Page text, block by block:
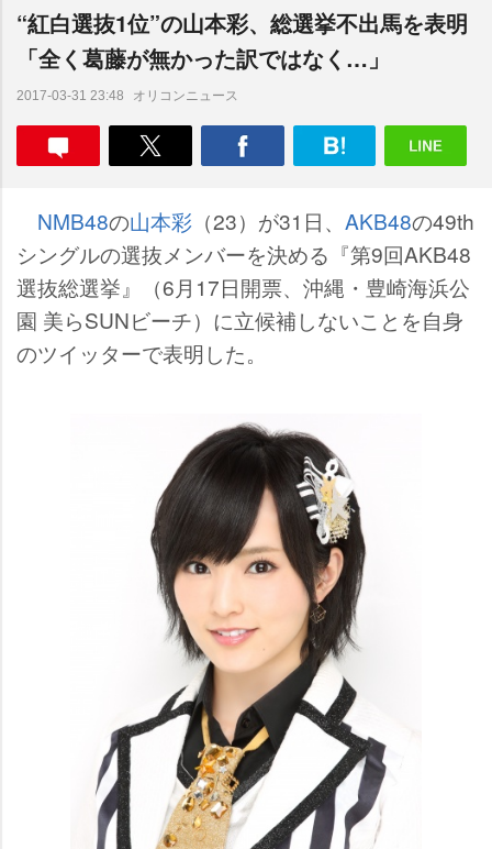
t
e
“紅白選抜1位”の山本彩、総選挙不出馬を表明
「全く葛藤が無かった訳ではなく…」
2017-03-31 23:48 オリコンニュース
NMB48の山本彩 （23）が31日、 AKB48の49th
シングルの選抜メンバーを決める『第9回AKB48
選抜総選挙』（6月17日開票、沖縄・豊崎海浜公
園 美らSUNビーチ）に立候補しないことを自身
のツイッターで表明した。